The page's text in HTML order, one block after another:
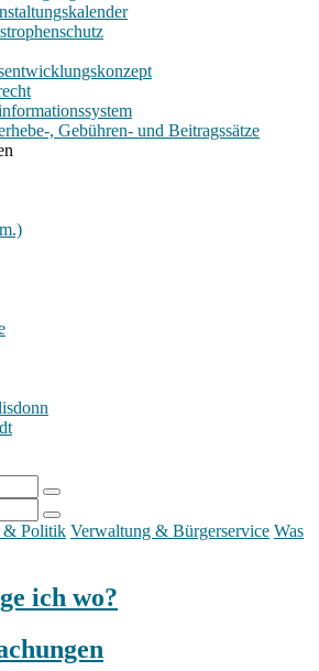
, Gebühren- und Beitragssätze
& Politik Verwaltung & Bürgerservice Was
ich wo?